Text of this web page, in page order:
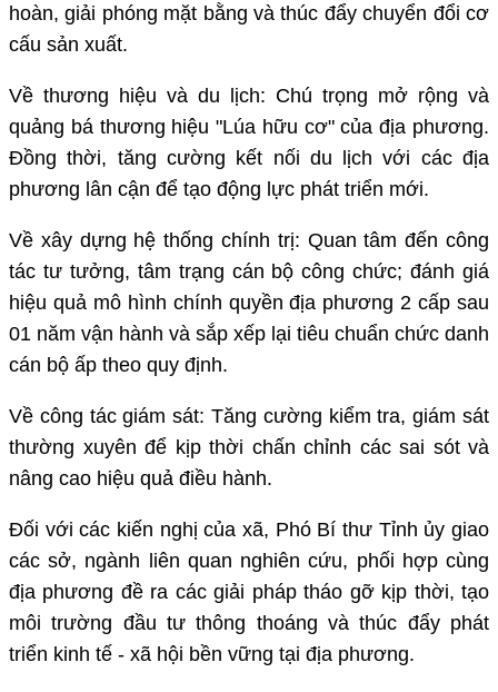
hoàn, giải phóng mặt bằng và thúc đẩy chuyển đổi cơ
cấu sản xuất.
Về thương hiệu và du lịch: Chú trọng mở rộng và
quảng bá thương hiệu "Lúa hữu cơ" của địa phương.
Đồng thời, tăng cường kết nối du lịch với các địa
phương lân cận để tạo động lực phát triển mới.
Về xây dựng hệ thống chính trị: Quan tâm đến công
tác tư tưởng, tâm trạng cán bộ công chức; đánh giá
hiệu quả mô hình chính quyền địa phương 2 cấp sau
01 năm vận hành và sắp xếp lại tiêu chuẩn chức danh
cán bộ ấp theo quy định.
Về công tác giám sát: Tăng cường kiểm tra, giám sát
thường xuyên để kịp thời chấn chỉnh các sai sót và
nâng cao hiệu quả điều hành.
Đối với các kiến nghị của xã, Phó Bí thư Tỉnh ủy giao
các sở, ngành liên quan nghiên cứu, phối hợp cùng
địa phương đề ra các giải pháp tháo gỡ kịp thời, tạo
môi trường đầu tư thông thoáng và thúc đẩy phát
triển kinh tế - xã hội bền vững tại địa phương.